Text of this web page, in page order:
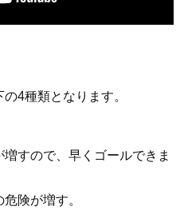
4種類となります。
すので、早くゴールできま
険が増す。